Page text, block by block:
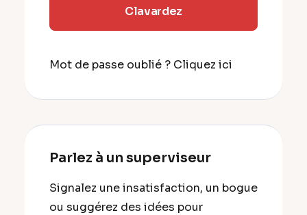
Clavardez
Mot de passe oublié ? Cliquez ici
Parlez à un superviseur
Signalez une insatisfaction, un bogue
ou suggérez des idées pour